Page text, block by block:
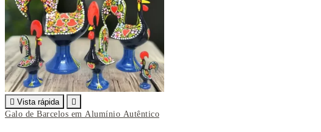
 Vista rápida

Galo de Barcelos em Alumínio Autêntico